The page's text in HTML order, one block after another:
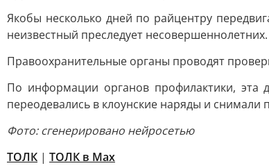
Якобы несколько дней по райцентру
неизвестный преследует несовершеннолетних.
Правоохранительные органы проводят
По информации органов профилактики, эта
переодевались в клоунские наряды и снимали
Фото: сгенерировано нейросетью
ТОЛК | ТОЛК в Мах